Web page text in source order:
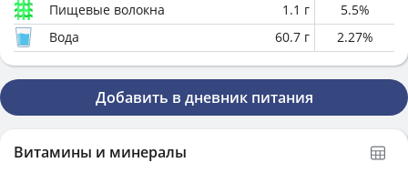
Пищевые волокна
1.1 г 5.5%
Вода
60.7 г 2.27%
Добавить в дневник питания
Витамины и минералы